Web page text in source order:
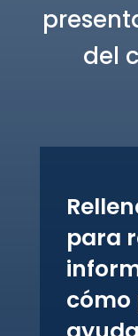
del
para
cómo